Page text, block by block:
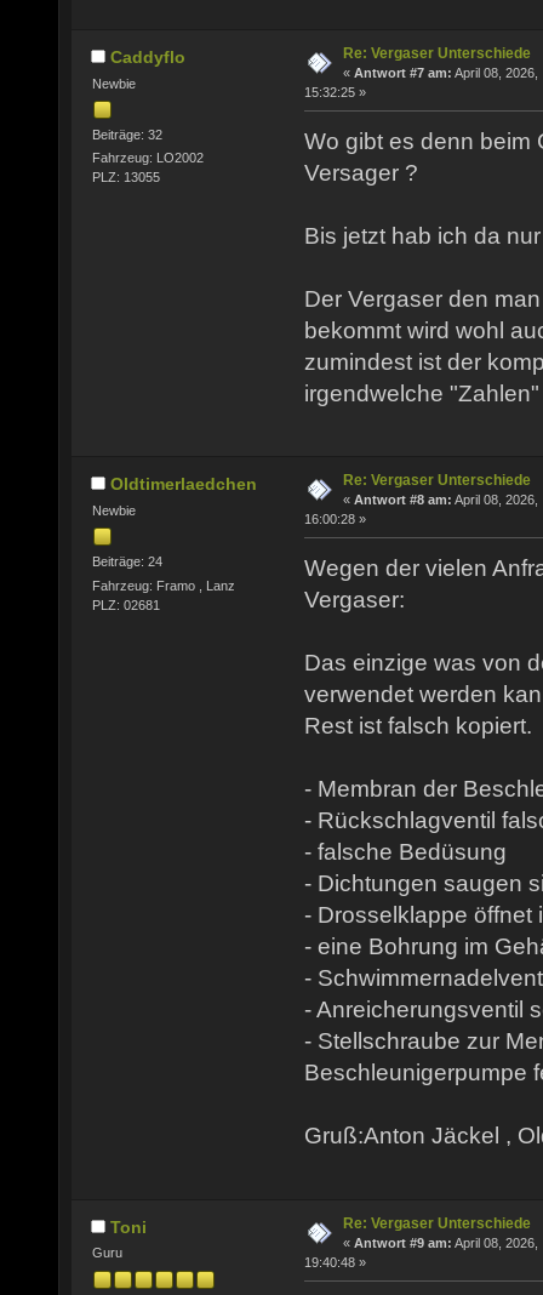
Caddyflo
Newbie
Beiträge: 32
Fahrzeug: LO2002
PLZ: 13055
Re: Vergaser Unterschiede
« Antwort #7 am: April 08, 2026,
15:32:25 »
Wo gibt es denn beim
Versager ?
Bis jetzt hab ich da
Der Vergaser den
bekommt wird wohl
zumindest ist der
irgendwelche
Oldtimerlaedchen
Newbie
Beiträge: 24
Fahrzeug: Framo , Lanz
PLZ: 02681
Re: Vergaser Unterschiede
« Antwort #8 am: April 08, 2026,
16:00:28 »
Wegen der vielen
Vergaser:
Das einzige was von
verwendet werden
Rest ist falsch kopiert.
- Membran der
- Rückschlagventil
- falsche Bedüsung
- Dichtungen saugen
- Drosselklappe öffnet
- eine Bohrung im
-
- Anreicherungsventil
- Stellschraube zur
Beschleunigerpumpe
Gruß:Anton Jäckel ,
Toni
Guru
Re: Vergaser Unterschiede
« Antwort #9 am: April 08, 2026,
19:40:48 »